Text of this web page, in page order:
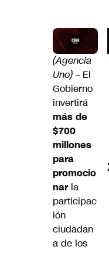
(Agencia
Uno) – El
Gobierno
invertirá
más de
$700
millones
para
promocio
narla
participac
ión
ciudadan
a de los